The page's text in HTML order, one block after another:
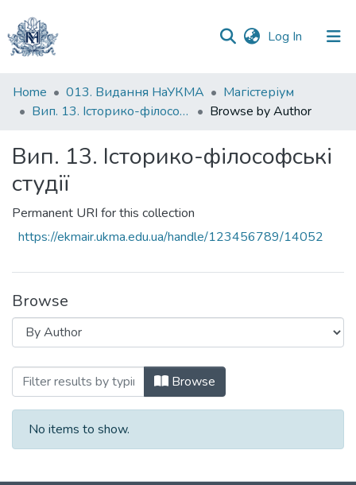
Log In (current)
Communities
&
All of DSpace
Home 013. Видання НаУКМА
Магістеріум
Вип. 13. Історико-філософські студії
Browse by Author
Вип. 13. Історико-філософські
студії
Permanent URI for this collection
https://ekmair.ukma.edu.ua/handle/123456789/14052
Browse
Browsing Вип. 13. Історико-
Browse
No items to show.